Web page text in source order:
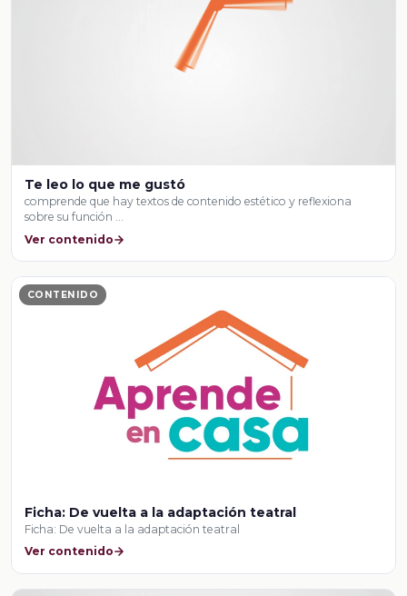
Te leo lo que me gustó
comprende que hay textos de contenido estético y reflexiona
sobre su función …
Ver contenido
CONTENIDO
Ficha: De vuelta a la adaptación teatral
Ficha: De vuelta a la adaptación teatral
Ver contenido